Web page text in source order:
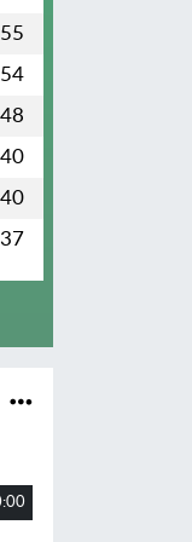
55
54
48
40
40
37